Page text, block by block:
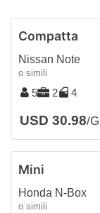
Compatta
Nissan Note
o simili
5 2 4
USD 30.98/
Mini
Honda N-Box
o simili